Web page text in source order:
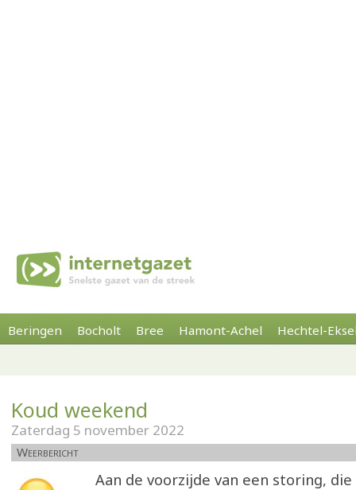
Beringen Bocholt Bree Hamont-Achel Hechtel-
Koud weekend
Zaterdag 5 november 2022
Weerbericht
Aan de voorzijde van een storing,